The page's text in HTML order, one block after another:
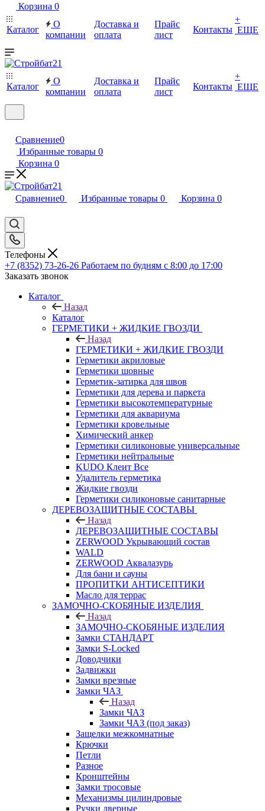
Корзина 0
Каталог
О
компании
Доставка и
оплата
Прайс
лист
Контакты
+
ЕЩЕ
Каталог
О
компании
Доставка и
оплата
Прайс
лист
Контакты
+
ЕЩЕ
Сравнение0
Избранные товары 0
Корзина 0
Сравнение0 Избранные товары 0 Корзина 0
Телефоны
+7 (8352) 73-26-26 Работаем по будням с 8:00 до 17:00
Заказать звонок
Каталог
Назад
Каталог
ГЕРМЕТИКИ + ЖИДКИЕ ГВОЗДИ
Назад
ГЕРМЕТИКИ + ЖИДКИЕ ГВОЗДИ
Герметики акриловые
Герметики шовные
Герметик-затирка для швов
Герметики для дерева и паркета
Герметики высокотемпературные
Герметики для аквариума
Герметики кровельные
Химический анкер
Герметики силиконовые универсальные
Герметики нейтральные
KUDO Клеит Все
Удалитель герметика
Жидкие гвозди
Герметики силиконовые санитарные
ДЕРЕВОЗАЩИТНЫЕ СОСТАВЫ
Назад
ДЕРЕВОЗАЩИТНЫЕ СОСТАВЫ
ZERWOOD Укрывающий состав
WALD
ZERWOOD Аквалазурь
Для бани и сауны
ПРОПИТКИ АНТИСЕПТИКИ
Масло для террас
ЗАМОЧНО-СКОБЯНЫЕ ИЗДЕЛИЯ
Назад
ЗАМОЧНО-СКОБЯНЫЕ ИЗДЕЛИЯ
Замки СТАНДАРТ
Замки S-Locked
Доводчики
Задвижки
Замки врезные
Замки ЧАЗ
Назад
Замки ЧАЗ
Замки ЧАЗ (под заказ)
Защелки межкомнатные
Крючки
Петли
Разное
Кронштейны
Замки тросовые
Механизмы цилиндровые
Ручки дверные